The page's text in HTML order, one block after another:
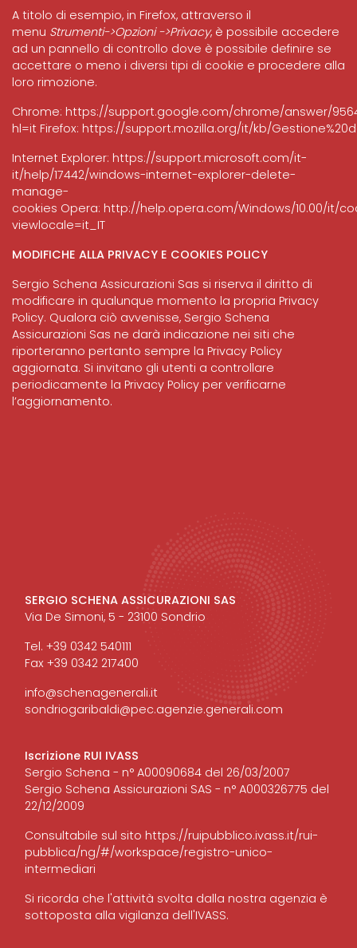
A titolo di esempio, in Firefox, attraverso il
menu Strumenti->Opzioni ->Privacy, è possibile accedere
ad un pannello di controllo dove è possibile definire se
accettare o meno i diversi tipi di cookie e procedere alla
loro rimozione.
Chrome: https://support.google.com/chrome/answer/
hl=it Firefox: https://support.mozilla.org/it/kb/
Internet Explorer: https://support.microsoft.com/it-
it/help/17442/windows-internet-explorer-delete-
manage-
cookies Opera: http://help.opera.com/Windows/10.00/it/
viewlocale=it_IT
MODIFICHE ALLA PRIVACY E COOKIES POLICY
Sergio Schena Assicurazioni Sas si riserva il diritto di
modificare in qualunque momento la propria Privacy
Policy. Qualora ciò avvenisse, Sergio Schena
Assicurazioni Sas ne darà indicazione nei siti che
riporteranno pertanto sempre la Privacy Policy
aggiornata. Si invitano gli utenti a controllare
periodicamente la Privacy Policy per verificarne
l’aggiornamento.
SERGIO SCHENA ASSICURAZIONI SAS
Via De Simoni, 5 - 23100 Sondrio
Tel. +39 0342 540111
Fax +39 0342 217400
info@schenagenerali.it
sondriogaribaldi@pec.agenzie.generali.com
Iscrizione RUI IVASS
Sergio Schena - n° A00090684 del 26/03/2007
Sergio Schena Assicurazioni SAS - n° A000326775 del
22/12/2009
Consultabile sul sito https://ruipubblico.ivass.it/rui-
pubblica/ng/#/workspace/registro-unico-
intermediari
Si ricorda che l'attività svolta dalla nostra agenzia è
sottoposta alla vigilanza dell'IVASS.